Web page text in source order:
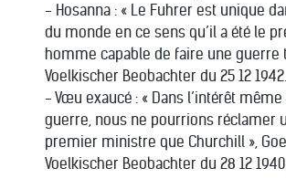
- Hosanna : « Le Fuhrer est unique
du monde en ce sens qu’il a été le
homme capable de faire une guerre
Voelkischer Beobachter du 25 12 1942.
- Vœu exaucé : « Dans l’intérêt
guerre, nous ne pourrions réclamer
premier ministre que Churchill »,
Voelkischer Beobachter du 28 12